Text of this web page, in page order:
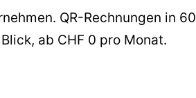
QR-Rechnungen in 60
ab CHF 0 pro Monat.